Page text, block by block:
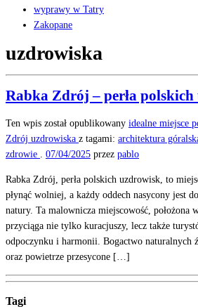
wyprawy w Tatry
Zakopane
uzdrowiska
Rabka Zdrój – perła
Ten wpis został opublikowany idealne miejsce
Zdrój uzdrowiska z tagami: architektura
zdrowie
07/04/2025 przez pablo
Rabka Zdrój, perła polskich uzdrowisk, to
płynąć wolniej, a każdy oddech nasycony jest
natury. Ta malownicza miejscowość, położona
przyciąga nie tylko kuracjuszy, lecz także
odpoczynku i harmonii. Bogactwo naturalnych
oraz powietrze przesycone […]
Tagi